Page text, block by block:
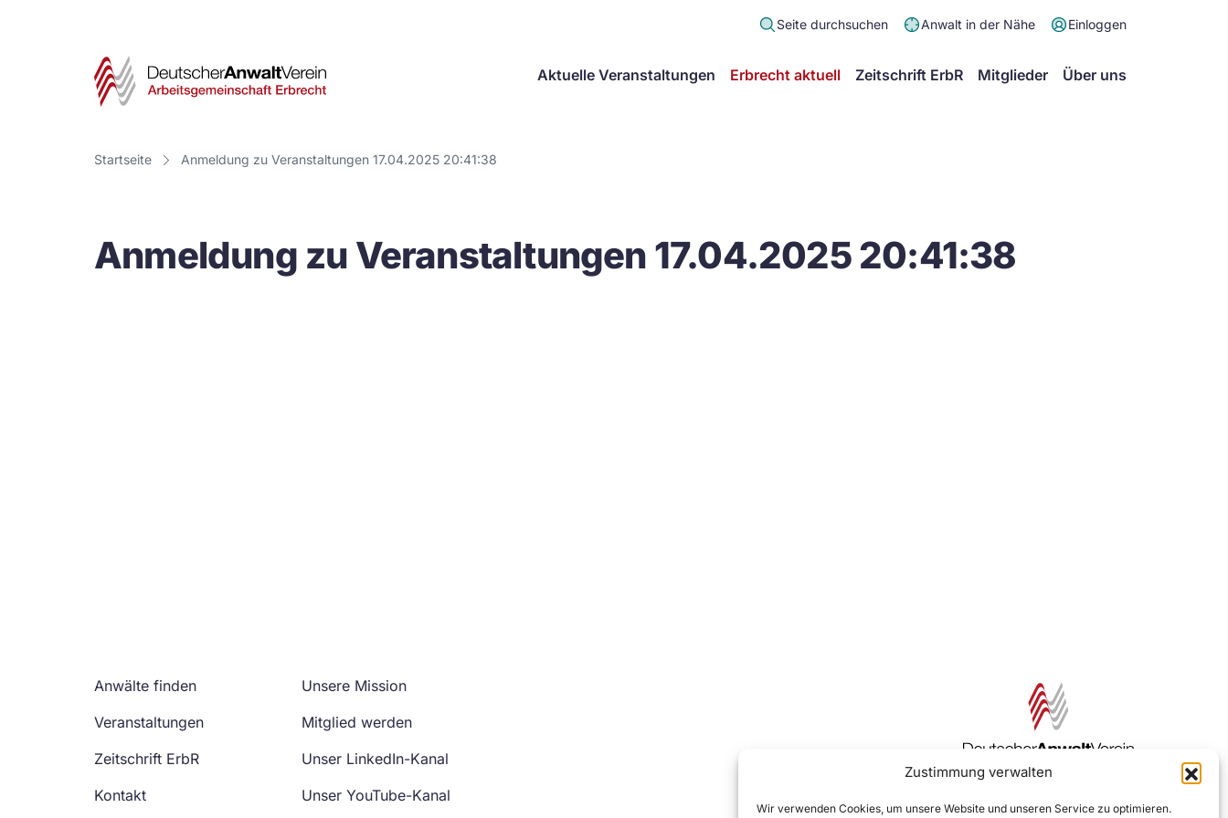
Zustimmung verwalten
Wir verwenden Cookies, um unsere Website und unseren Service zu optimieren.
Seite durchsuchen Anwalt in der Nähe Einloggen
Deutscher
Verein
Arbeitsgemeinschaft
Aktuelle Veranstaltungen Erbrecht aktuell Zeitschrift ErbR Mitglieder Über uns
Startseite Anmeldung zu Veranstaltungen 17.04.2025 20:41:38
Anmeldung zu Veranstaltungen 17.04.2025 20:41:38
Anwälte finden
Veranstaltungen
Zeitschrift ErbR
Kontakt
Unsere Mission
Mitglied werden
Unser LinkedIn-Kanal
Unser YouTube-Kanal
Zur DAV Webseite